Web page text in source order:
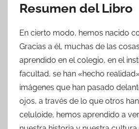
Resumen del Libro
En cierto modo, hemos nacido
Gracias a él, muchas de las
aprendido en el colegio, en el
facultad, se han «hecho
imágenes que han pasado
ojos, a través de lo que otros
celuloide, hemos aprendido a